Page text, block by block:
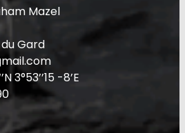
Mazel
Gard
3°53’’15 -8’E